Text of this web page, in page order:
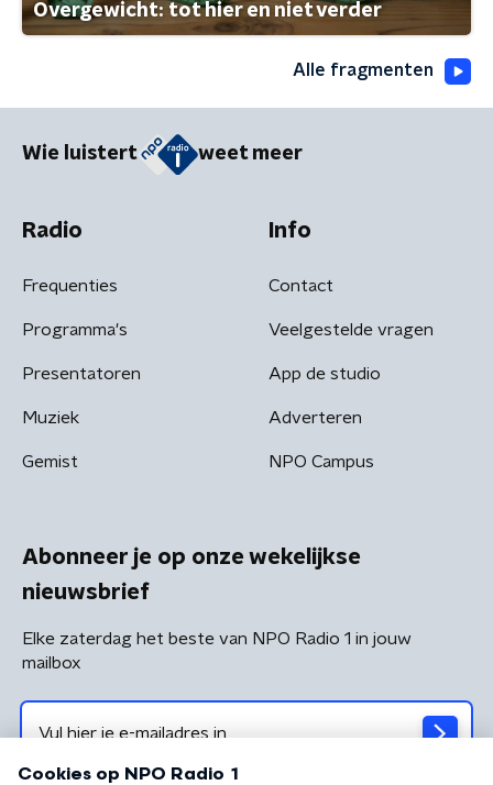
Overgewicht: tot hier en niet verder
Alle fragmenten
Wie luistert weet meer
Radio
Frequenties
Programma's
Presentatoren
Muziek
Gemist
Info
Contact
Veelgestelde vragen
App de studio
Adverteren
NPO Campus
Abonneer je op onze wekelijkse
nieuwsbrief
Elke zaterdag het beste van NPO Radio 1 in jouw
mailbox